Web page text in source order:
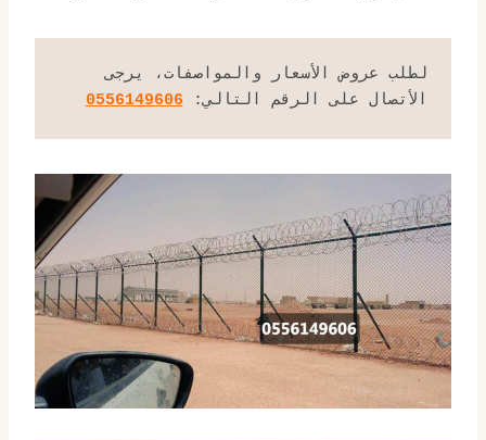
لطلب عروض الأسعار والمواصفات، يرجى
الأتصال على الرقم التالي: 0556149606